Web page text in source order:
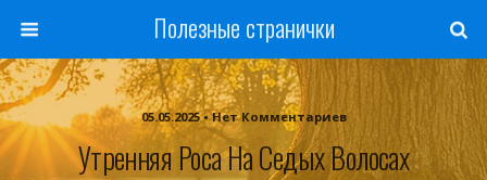
Полезные странички
05.05.2025 • Нет Комментариев
Утренняя Роса На Седых Волосах